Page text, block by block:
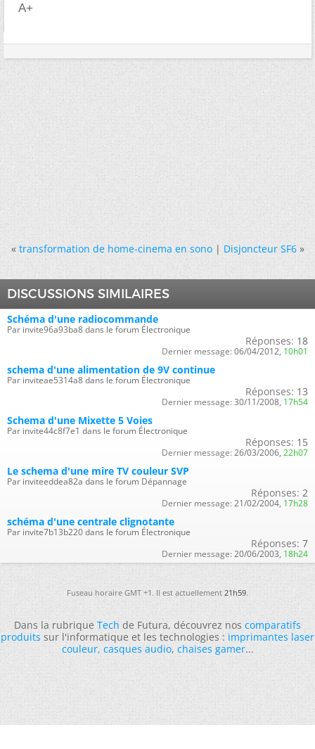
A+
« transformation de home-cinema en sono|Disjoncteur SF6 »
DISCUSSIONS SIMILAIRES
Schéma d'une radiocommande
Par invite96a93ba8 dans le forum Électronique
Réponses: 18
Dernier message: 06/04/2012, 10h01
schema d'une alimentation de 9V continue
Par inviteae5314a8 dans le forum Électronique
Réponses: 13
Dernier message: 30/11/2008, 17h54
Schema d'une Mixette 5 Voies
Par invite44c8f7e1 dans le forum Électronique
Réponses: 15
Dernier message: 26/03/2006, 22h07
Le schema d'une mire TV couleur SVP
Par inviteeddea82a dans le forum Dépannage
Réponses: 2
Dernier message: 21/02/2004, 17h28
schéma d'une centrale clignotante
Par invite7b13b220 dans le forum Électronique
Réponses: 7
Dernier message: 20/06/2003, 18h24
Fuseau horaire GMT +1. Il est actuellement21h59.
Dans la rubriqueTechde Futura, découvrez noscomparatifs
produitssur l'informatique et les technologies :imprimantes laser
couleur,casques audio,chaises gamer...